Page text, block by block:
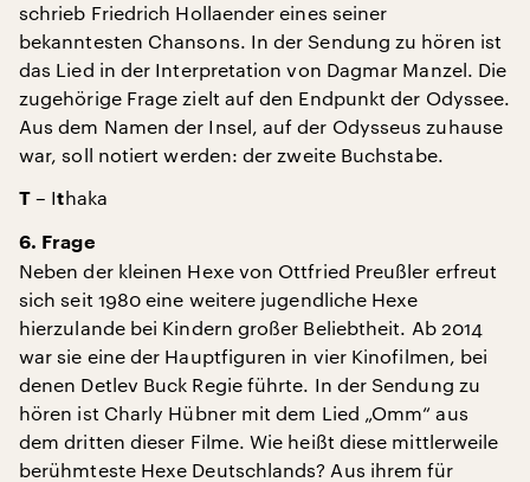
schrieb Friedrich Hollaender eines seiner
bekanntesten Chansons. In der Sendung zu hören ist
das Lied in der Interpretation von Dagmar Manzel. Die
zugehörige Frage zielt auf den Endpunkt der Odyssee.
Aus dem Namen der Insel, auf der Odysseus zuhause
war, soll notiert werden: der zweite Buchstabe.
T – Ithaka
6. Frage
Neben der kleinen Hexe von Ottfried Preußler erfreut
sich seit 1980 eine weitere jugendliche Hexe
hierzulande bei Kindern großer Beliebtheit. Ab 2014
war sie eine der Hauptfiguren in vier Kinofilmen, bei
denen Detlev Buck Regie führte. In der Sendung zu
hören ist Charly Hübner mit dem Lied „Omm“ aus
dem dritten dieser Filme. Wie heißt diese mittlerweile
berühmteste Hexe Deutschlands? Aus ihrem für